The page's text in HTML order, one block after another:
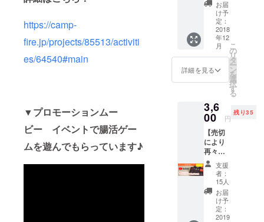
https://camp-
fire.jp/projects/85513/activiti
es/64540#main
▼プロモーションムー
ビー イベントで腸活ゲー
ムを遊んでもらっています♪
情報発信や
しくみづく
りに挑戦し
ています♪
★元おデブ
20kg)&17年
リバウンド
★著書「発
酵菌早わか
りマニュア
ル」
★腸活メ
ディア「腸
内革命」編
に、
CAMPF
IREの
メッ
セージ
機能を
通じて
サンク
送りし
ます。
お届
け予
定：
2018
年12
月
詳細を見る
こ
の
リ
タ
ー
ン
を
選
択
す
る
3,6
00 円
残り35
【売切
により
再々入
荷！
ゲーム
であそ
ぼう
パッ
ク】 限
定解説
支援
者：
15人
お届
け予
定：
2019